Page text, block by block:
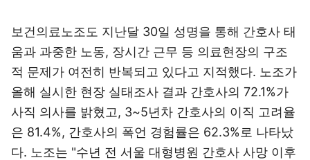
보건의료노조도 지난달 30일 성명을 통해 간호사 태
움과 과중한 노동, 장시간 근무 등 의료현장의 구조
적 문제가 여전히 반복되고 있다고 지적했다. 노조가
올해 실시한 현장 실태조사 결과 간호사의 72.1%가
사직 의사를 밝혔고, 3~5년차 간호사의 이직 고려율
은 81.4%, 간호사의 폭언 경험률은 62.3%로 나타났
다. 노조는 "수년 전 서울 대형병원 간호사 사망 이후